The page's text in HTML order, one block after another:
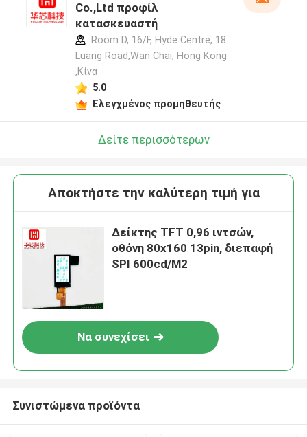
Co.,Ltd προφίλ
κατασκευαστή
Room D, 16/F, Hyde Centre, 18
Luang Road,Wan Chai, Hong Kong
,Κίνα
5.0
Ελεγχμένος προμηθευτής
Δείτε περισσότερων
Αποκτήστε την καλύτερη τιμή για
Δείκτης TFT 0,96 ιντσών,
οθόνη 80x160 13pin, διεπαφή
SPI 600cd/M2
Να συνεχίσει
Συνιστώμενα προϊόντα